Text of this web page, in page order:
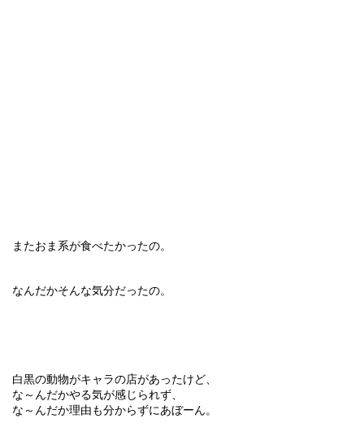
またおま系が食べたかったの。
なんだかそんな気分だったの。
白黒の動物がキャラの店があったけど、
な～んだかやる気が感じられず、
な～んだか理由も分からずにあぼーん。